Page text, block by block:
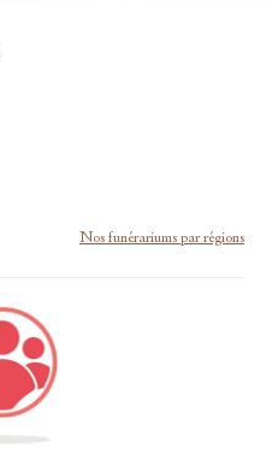
Nos funérariums par régions